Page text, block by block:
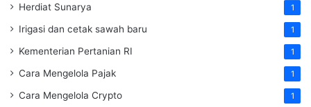
Herdiat Sunarya 1
Irigasi dan cetak sawah baru 1
Kementerian Pertanian RI 1
Cara Mengelola Pajak 1
Cara Mengelola Crypto 1